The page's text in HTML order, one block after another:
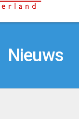
Nieuws